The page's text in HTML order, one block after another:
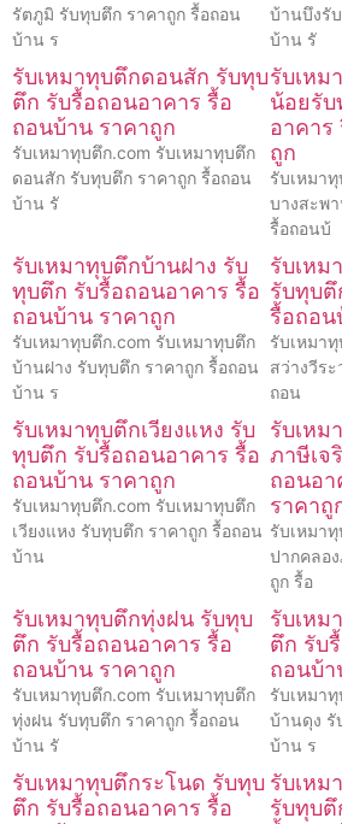
รัตภูมิ รับทุบตึก ราคาถูก รื้อถอน
บ้าน ร
บ้านบึงรั
บ้าน รั
รับเหมาทุบตึกดอนสัก รับทุบ
ตึก รับรื้อถอนอาคาร รื้อ
ถอนบ้าน ราคาถูก
รับเหมาทุบตึก.com รับเหมาทุบตึก
ดอนสัก รับทุบตึก ราคาถูก รื้อถอน
บ้าน รั
รับเหม
น้อยรั
อาคาร
ถูก
รับเหมา
บางสะพ
รื้อถอนบ้
รับเหมาทุบตึกบ้านฝาง รับ
ทุบตึก รับรื้อถอนอาคาร รื้อ
ถอนบ้าน ราคาถูก
รับเหมาทุบตึก.com รับเหมาทุบตึก
บ้านฝาง รับทุบตึก ราคาถูก รื้อถอน
บ้าน ร
รับเหม
รับทุบตึ
รื้อถอน
รับเหมา
สว่างวีร
ถอน
รับเหมาทุบตึกเวียงแหง รับ
ทุบตึก รับรื้อถอนอาคาร รื้อ
ถอนบ้าน ราคาถูก
รับเหมาทุบตึก.com รับเหมาทุบตึก
เวียงแหง รับทุบตึก ราคาถูก รื้อถอน
บ้าน
รับเหม
ภาษีเจ
ถอนอา
ราคาถู
รับเหมา
ปากคลอ
ถูก รื้อ
รับเหมาทุบตึกทุ่งฝน รับทุบ
ตึก รับรื้อถอนอาคาร รื้อ
ถอนบ้าน ราคาถูก
รับเหมาทุบตึก.com รับเหมาทุบตึก
ทุ่งฝน รับทุบตึก ราคาถูก รื้อถอน
บ้าน รั
รับเหม
ตึก รับ
ถอนบ้า
รับเหมา
บ้านดุง รั
บ้าน ร
รับเหมาทุบตึกระโนด รับทุบ
ตึก รับรื้อถอนอาคาร รื้อ
รับเหม
รับทุบตึ